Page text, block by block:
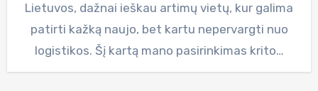
Lietuvos, dažnai ieškau artimų vietų, kur galima
patirti kažką naujo, bet kartu nepervargti nuo
logistikos. Šį kartą mano pasirinkimas krito…